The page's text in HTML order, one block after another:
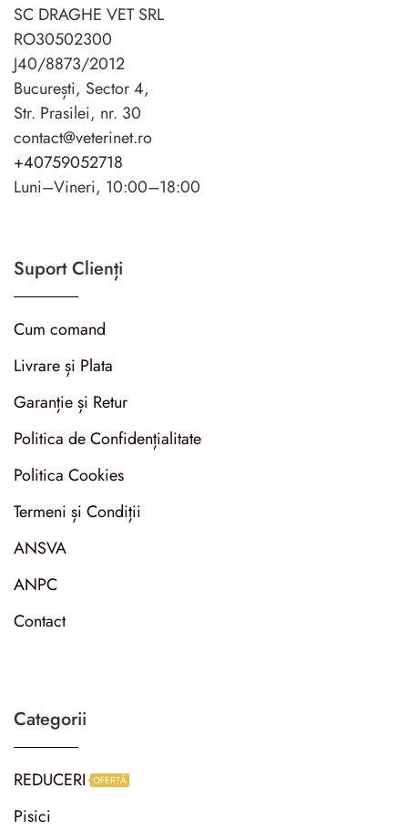
SC DRAGHE VET SRL
RO30502300
J40/8873/2012
București, Sector 4,
Str. Prasilei, nr. 30
contact@veterinet.ro
+40759052718
Luni–Vineri, 10:00–18:00
Suport Clienți
Cum comand
Livrare și Plata
Garanție și Retur
Politica de Confidențialitate
Politica Cookies
Termeni și Condiții
ANSVA
ANPC
Contact
Categorii
REDUCERI OFERTĂ
Pisici